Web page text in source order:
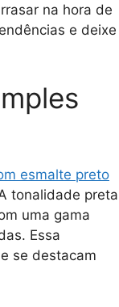
na hora de
e deixe
esmalte preto
tonalidade preta
uma gama
Essa
se destacam